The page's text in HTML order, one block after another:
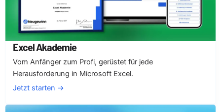
Excel Akademie
Vom Anfänger zum Profi, gerüstet für jede
Herausforderung in Microsoft Excel.
Jetzt starten →